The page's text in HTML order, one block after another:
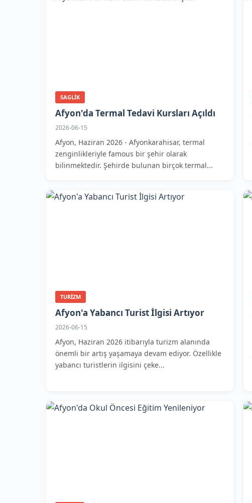
SAGLIK
Afyon'da Termal Tedavi Kursları Açıldı
2026-06-15
Afyon, Haziran 2026 - Afyonkarahisar, termal
zenginlikleriyle famous bir şehir olarak
bilinmektedir. Şehirde bulunan birçok termal...
TURIZM
Afyon'a Yabancı Turist İlgisi Artıyor
2026-06-15
Afyon, Haziran 2026 itibarıyla turizm alanında
önemli bir artış yaşamaya devam ediyor. Özellikle
yabancı turistlerin ilgisini çeke...